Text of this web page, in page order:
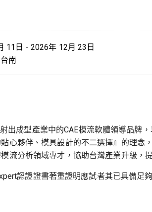
11日 - 2026年 12月 23日
南
出成型產業中的CAE模流軟體領導品牌
心夥伴、模具設計的不二選擇』的理
流分析領域專才，協助台灣產業升級，
認證證書著重證明應試者其已具備足